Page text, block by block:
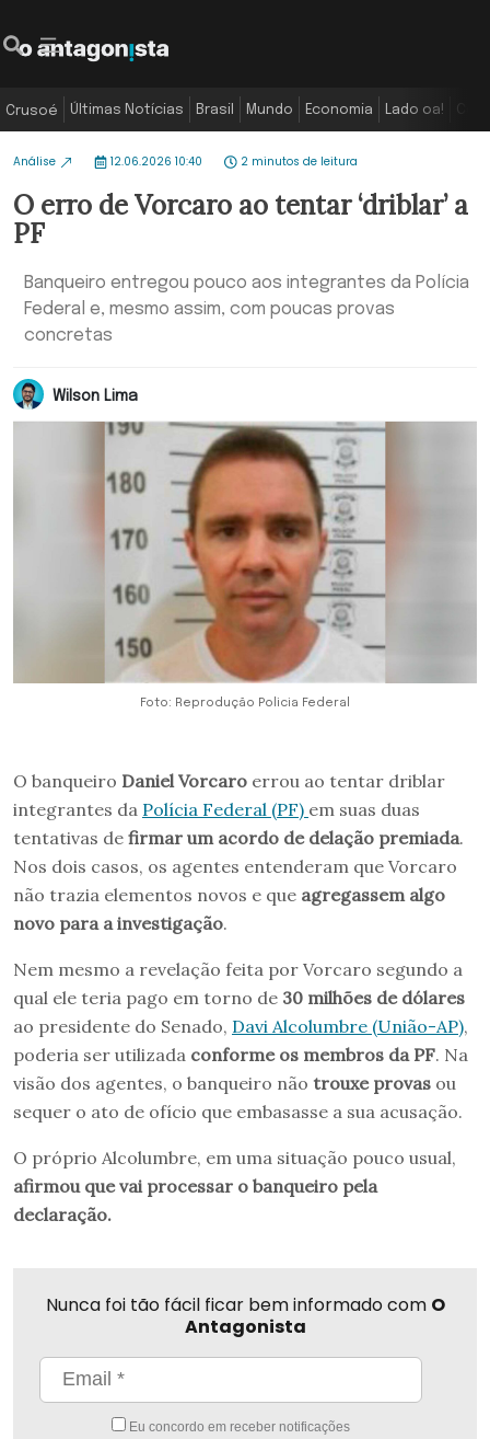
Crusoé Últimas Notícias Brasil Mundo Economia Lado oa!
Análise 12.06.2026 10:40 2 minutos de leitura
O erro de Vorcaro ao tentar ‘driblar’ a
PF
Banqueiro entregou pouco aos integrantes da Polícia
Federal e, mesmo assim, com poucas provas
concretas
Wilson Lima
Foto: Reprodução Policia Federal
O banqueiro Daniel Vorcaro errou ao tentar driblar
integrantes da Polícia Federal (PF) em suas duas
tentativas de firmar um acordo de delação premiada.
Nos dois casos, os agentes entenderam que Vorcaro
não trazia elementos novos e que agregassem algo
novo para a investigação.
Nem mesmo a revelação feita por Vorcaro segundo a
qual ele teria pago em torno de 30 milhões de dólares
ao presidente do Senado, Davi Alcolumbre (União-AP),
poderia ser utilizada conforme os membros da PF. Na
visão dos agentes, o banqueiro não trouxe provas ou
sequer o ato de ofício que embasasse a sua acusação.
O próprio Alcolumbre, em uma situação pouco usual,
afirmou que vai processar o banqueiro pela
declaração.
Nunca foi tão fácil ficar bem informado com O
Antagonista
Eu concordo em receber notificações